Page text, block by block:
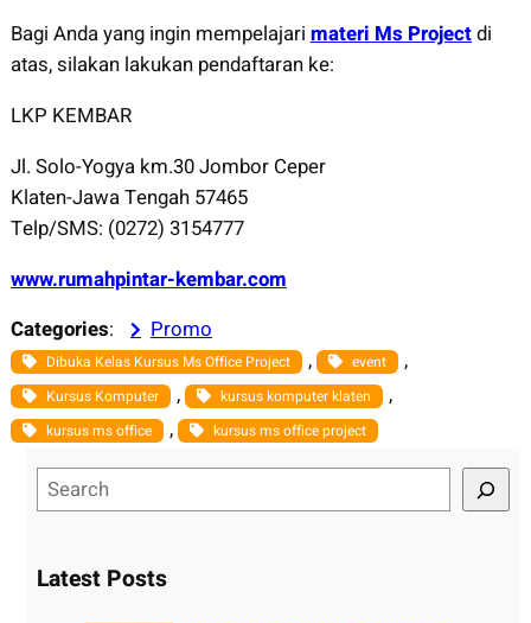
Bagi Anda yang ingin mempelajari materi Ms Projectdi
atas, silakan lakukan pendaftaran ke:
LKP KEMBAR
Jl. Solo-Yogya km.30 Jombor Ceper
Klaten-Jawa Tengah 57465
Telp/SMS: (0272) 3154777
www.rumahpintar-kembar.com
Categories: Promo
Dibuka Kelas Kursus Ms Office Project , event ,
Kursus Komputer , kursus komputer klaten ,
kursus ms office , kursus ms office project
e
rLatest Posts